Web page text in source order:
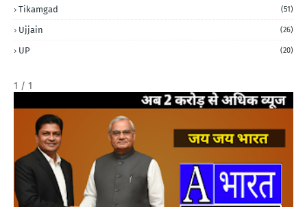
Tikamgad (51)
Ujjain (26)
UP (20)
1 / 1